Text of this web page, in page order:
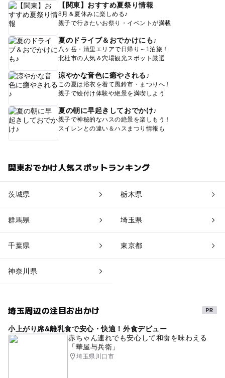
【関東】おすすめ夏祭り情報
8月＆夏休みに楽しめる♪
親子で行きたいお祭り・イベントが満載
夏のドライブ＆おでかけにも♪
八ヶ岳・清里エリアで日帰り～1泊旅！
北杜市の人気＆穴場観光スポット厳選
涼やかな音色に癒やされる♪
この夏は浴衣を着て風鈴市・まつりへ！
親子で絵付け体験や絶景を満喫しよう
夏の朝に早起きしておでかけ♪
親子で神秘的なハスの絶景を楽しもう！
スイレンとの違い＆ハスまつり情報も
関東おでかけ人気スポットランキング
茨城県 栃木県
群馬県 埼玉県
千葉県 東京都
神奈川県
埼玉周辺の注目お出かけ
小上がり席&離乳食で安心・快適！外食デビュー
赤ちゃん連れでも安心して和食を味わえる
「華屋与兵衛」
埼玉県川口市